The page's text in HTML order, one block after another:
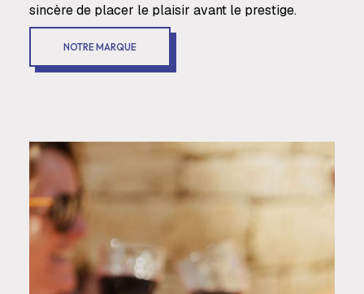
sincère de placer le plaisir avant le prestige.
NOTRE MARQUE